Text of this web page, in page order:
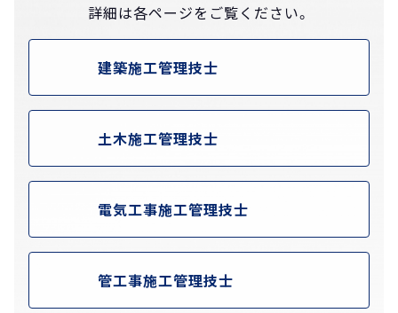
詳細は各ページをご覧ください。
建築施工管理技士
土木施工管理技士
電気工事施工管理技士
管工事施工管理技士